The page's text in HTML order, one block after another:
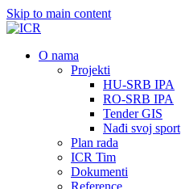
Skip to main content
О nama
Projekti
HU-SRB IPA
RO-SRB IPA
Tender GIS
Nađi svoj sport
Plan rada
ICR Tim
Dokumenti
Reference